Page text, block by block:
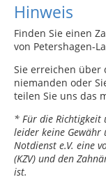
Hinweis
Finden Sie einen
von Petershagen-
Sie erreichen über
niemanden oder
teilen Sie uns das
* Für die Richtigkeit
leider keine Gewähr
Notdienst e.V. eine
(KZV) und den
ist.